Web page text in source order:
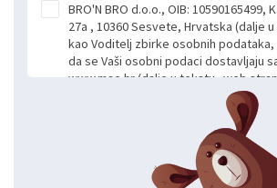
BRO'N BRO d.o.o., OIB: 10590165499,
27a , 10360 Sesvete, Hrvatska (dalje
kao Voditelj zbirke osobnih podataka,
da se Vaši osobni podaci dostavljaju
www.mae.hr (dalje u tekstu „web
obrađeni. Prihvaćanjem ove Izjave
slobodno i izričito dajete privolu za
obradu Vaših osobnih podataka koje
putem ovih web stranica u svrhu
komunikacije na Vaš upit poslan kroz
Radi se o dobrovoljnom davanju